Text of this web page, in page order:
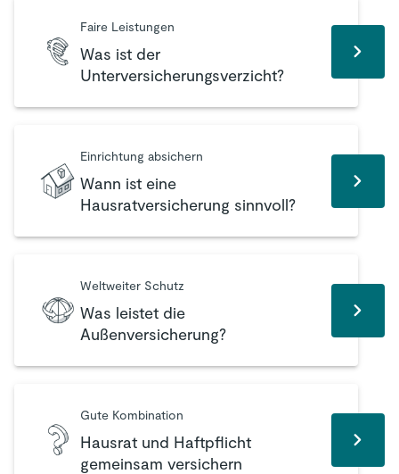
Faire Leistungen
Was ist der
Unterversicherungsverzicht?
Einrichtung absichern
Wann ist eine
Hausratversicherung sinnvoll?
Weltweiter Schutz
Was leistet die
Außenversicherung?
Gute Kombination
Hausrat und Haftpflicht
gemeinsam versichern